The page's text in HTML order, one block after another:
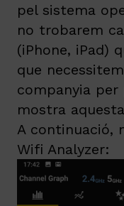
pel sistema
no trobarem
(iPhone, iPad)
que
companyia per
mostra
A continuació,
Wifi Analyzer: